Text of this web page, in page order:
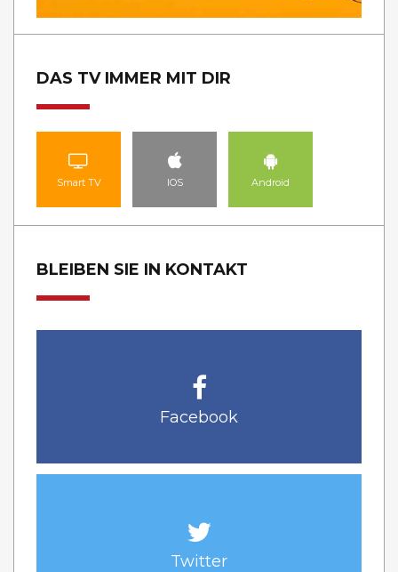
DAS TV IMMER MIT DIR
Smart TV IOS Android
BLEIBEN SIE IN KONTAKT
Facebook
Twitter